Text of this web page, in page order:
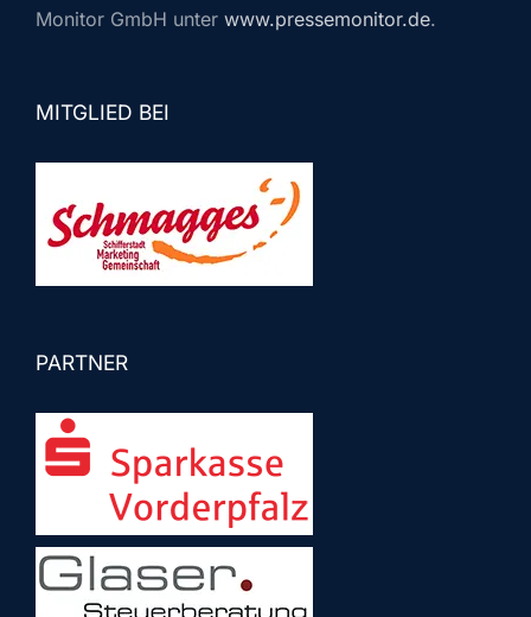
Monitor GmbH unter www.pressemonitor.de.
MITGLIED BEI
PARTNER